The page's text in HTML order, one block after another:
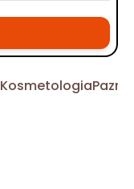
Kosmetologia